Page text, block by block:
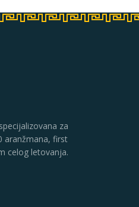
za
aranžmana, first
celog letovanja.